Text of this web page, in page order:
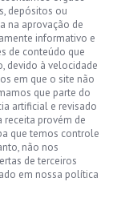
depósitos ou
na aprovação de
informativo e
de conteúdo que
devido à velocidade
em que o site não
que parte do
artificial e revisado
receita provém de
que temos controle
não nos
de terceiros
em nossa política